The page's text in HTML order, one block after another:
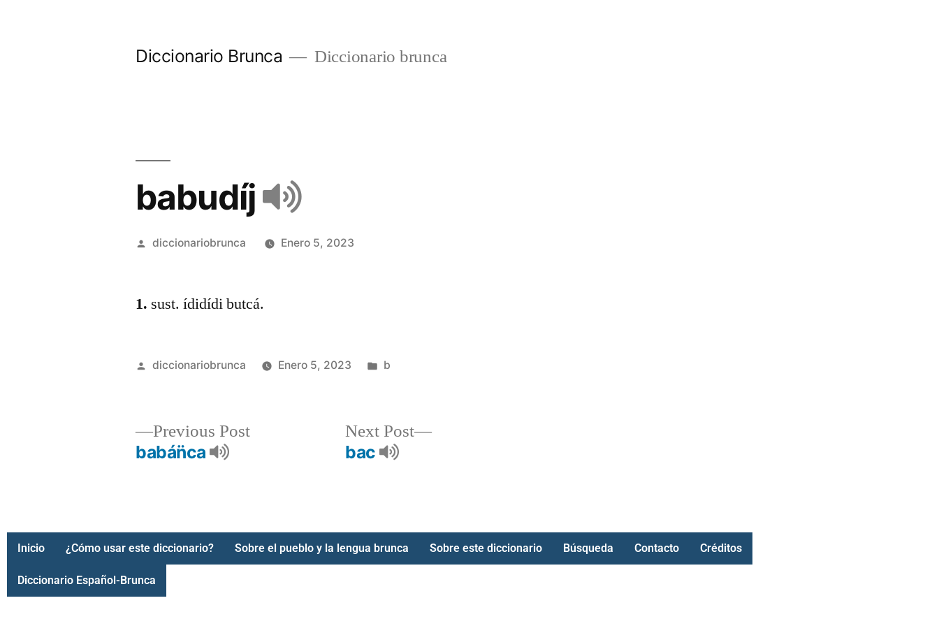
Diccionario Brunca Diccionario brunca
babudíj
diccionariobrunca Enero 5, 2023
1. sust. ídidídi butcá.
diccionariobrunca Enero 5, 2023 b
Previous Post
babán̈ca
Next Post
bac
Inicio ¿Cómo usar este diccionario? Sobre el pueblo y la lengua brunca Sobre este diccionario Búsqueda Contacto Créditos
Diccionario Español-Brunca